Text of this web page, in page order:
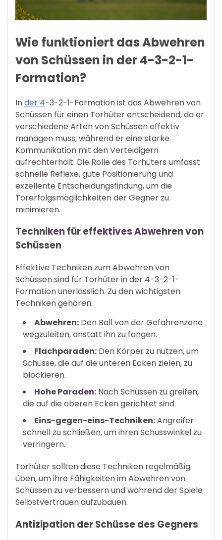
Wie funktioniert das Abwehren
von Schüssen in der 4-3-2-1-
Formation?
Inder 4-3-2-1-Formation ist das Abwehren von
Schüssen für einen Torhüter entscheidend, da er
verschiedene Arten von Schüssen effektiv
managen muss, während er eine starke
Kommunikation mit den Verteidigern
aufrechterhält. Die Rolle des Torhüters umfasst
schnelle Reflexe, gute Positionierung und
exzellente Entscheidungsfindung, um die
Torerfolgsmöglichkeiten der Gegner zu
minimieren.
Techniken für effektives Abwehren von
Schüssen
Effektive Techniken zum Abwehren von
Schüssen sind für Torhüter in der 4-3-2-1-
Formation unerlässlich. Zu den wichtigsten
Techniken gehören:
Abwehren: Den Ball von der Gefahrenzone
wegzuleiten, anstatt ihn zu fangen.
Flachparaden: Den Körper zu nutzen, um
Schüsse, die auf die unteren Ecken zielen, zu
blockieren.
Hohe Paraden: Nach Schüssen zu greifen,
die auf die oberen Ecken gerichtet sind.
Eins-gegen-eins-Techniken:Angreifer
schnell zu schließen, um ihren Schusswinkel zu
verringern.
Torhüter sollten diese Techniken regelmäßig
üben, um ihre Fähigkeiten im Abwehren von
Schüssen zu verbessern und während der Spiele
Selbstvertrauen aufzubauen.
Antizipation der Schüsse des Gegners